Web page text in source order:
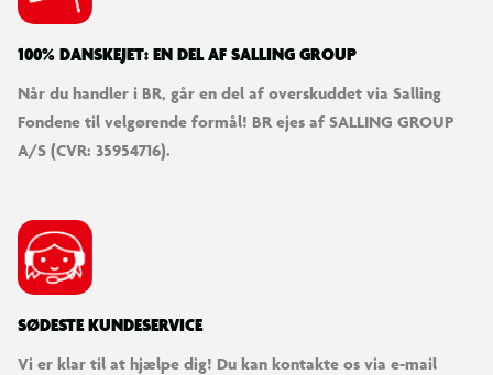
100% DANSKEJET: EN DEL AF SALLING GROUP
Når du handler i BR, går en del af overskuddet via Salling
Fondene til velgørende formål! BR ejes af SALLING GROUP
A/S (CVR: 35954716).
SØDESTE KUNDESERVICE
Vi er klar til at hjælpe dig! Du kan kontakte os via e-mail